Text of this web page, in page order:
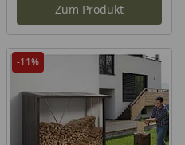
Zum Produkt
-11%